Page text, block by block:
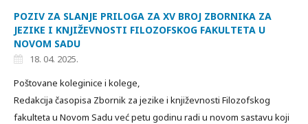
POZIV ZA SLANJE PRILOGA ZA XV BROJ ZBORNIKA ZA
JEZIKE I KNJIŽEVNOSTI FILOZOFSKOG FAKULTETA U
NOVOM SADU
18. 04. 2025.
Poštovane koleginice i kolege,
Redakcija časopisa Zbornik za jezike i književnosti Filozofskog
fakulteta u Novom Sadu već petu godinu radi u novom sastavu koji